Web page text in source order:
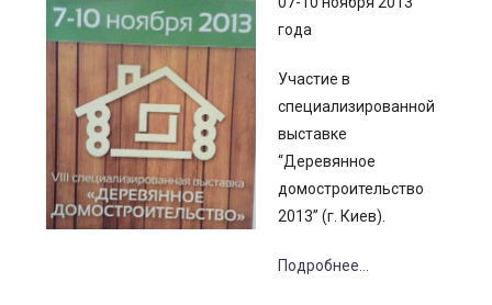
года
Участие в
специализированной
выставке
“Деревянное
домостроительство
2013” (г. Киев).
Подробнее…